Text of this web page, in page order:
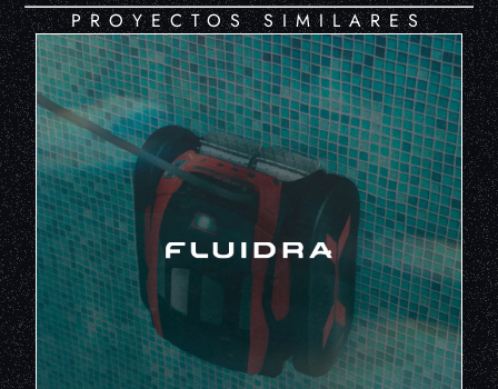
PROYECTOS SIMILARES